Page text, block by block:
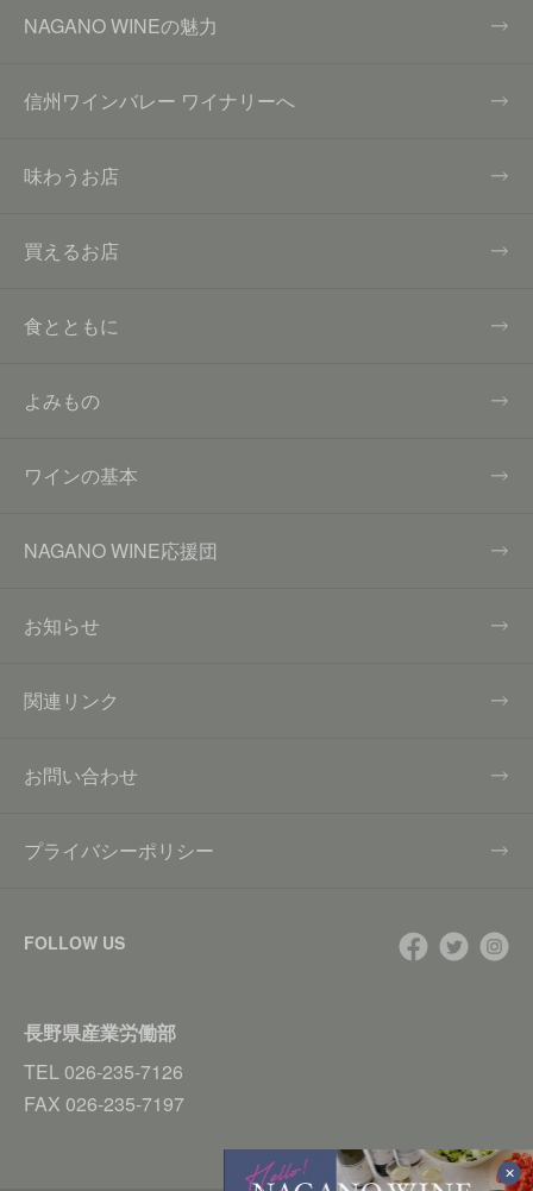
NAGANO WINEの魅力
信州ワインバレー ワイナリーへ
味わうお店
買えるお店
食とともに
よみもの
ワインの基本
NAGANO WINE応援団
お知らせ
関連リンク
お問い合わせ
プライバシーポリシー
FOLLOW US
長野県産業労働部
TEL 026-235-7126
FAX 026-235-7197